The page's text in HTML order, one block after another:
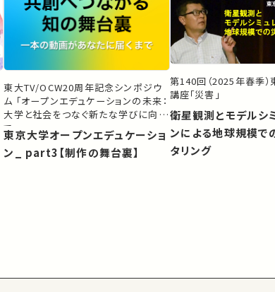
東大TV/OCW20周年記念シンポジウ
ム 「オープンエデュケーションの未来：
大学と社会をつなぐ新たな学びに向け
て」
東京大学オープンエデュケーショ
ン_ part3【制作の舞台裏】
第140回（2025年春季
講座「災害」
衛星観測とモデルシ
ンによる地球規模で
タリング